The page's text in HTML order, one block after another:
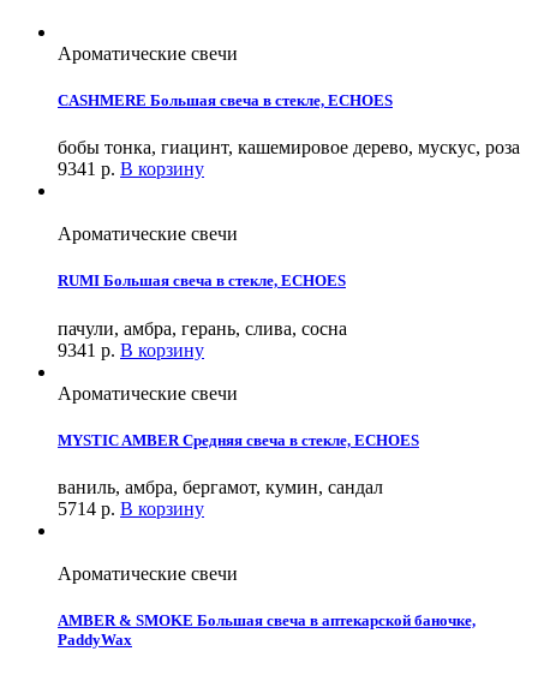
Ароматические свечи
CASHMERE Большая свеча в стекле, ECHOES
бобы тонка, гиацинт, кашемировое дерево, мускус, роза
9341 р. В корзину
Ароматические свечи
RUMI Большая свеча в стекле, ECHOES
пачули, амбра, герань, слива, сосна
9341 р. В корзину
Ароматические свечи
MYSTIC AMBER Средняя свеча в стекле, ECHOES
ваниль, амбра, бергамот, кумин, сандал
5714 р. В корзину
Ароматические свечи
AMBER & SMOKE Большая свеча в аптекарской баночке,
PaddyWax